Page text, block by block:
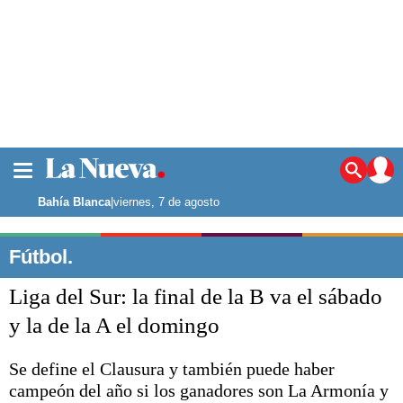
Noticias
La ciudad
Punta Alta
El mundo
Seguridad
Opinión
Deportes
Escenario Olímpico
Liga del Sur
Bahía Blanca|viernes, 7 de agosto
Fútbol.
Liga del Sur: la final de la B va el sábado
y la de la A el domingo
Se define el Clausura y también puede haber
campeón del año si los ganadores son La Armonía y